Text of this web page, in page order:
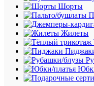
Шорты
Жилеты